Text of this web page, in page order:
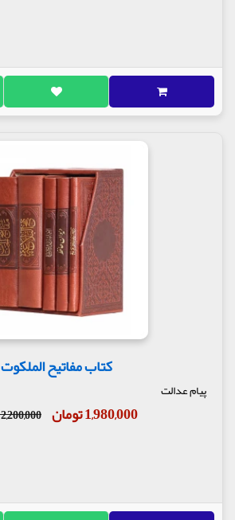
کتاب مفاتیح الملکوت
پیام عدالت
1,980,000 تومان 2,200,000 تومان